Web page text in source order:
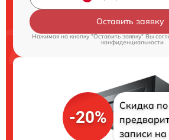
Оставить заявку
Нажимая на кнопку "Оставить заявку" Вы
конфиденциальности
-20%
Скидка по
записи на